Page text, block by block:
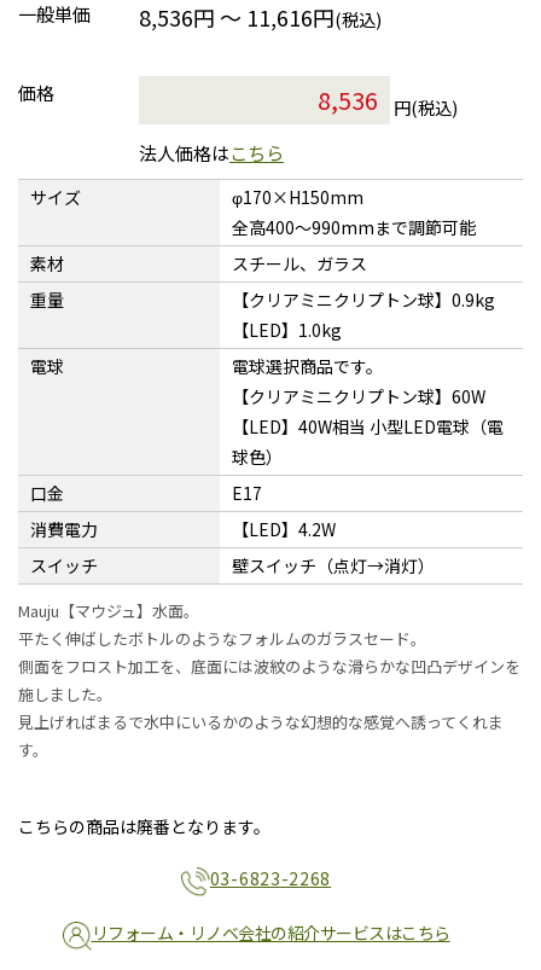
一般単価
8,536円 ～ 11,616円(税込)
価格
円(税込)
法人価格はこちら
サイズ
φ170×H150mm
全高400〜990mmまで調節可能
素材
スチール、ガラス
重量
【クリアミニクリプトン球】0.9kg
【LED】1.0kg
電球
電球選択商品です。
【クリアミニクリプトン球】60W
【LED】40W相当 小型LED電球（電
球色）
口金
E17
消費電力
【LED】4.2W
スイッチ
壁スイッチ（点灯→消灯）
Mauju【マウジュ】水面。
平たく伸ばしたボトルのようなフォルムのガラスセード。
側面をフロスト加工を、底面には波紋のような滑らかな凹凸デザインを
施しました。
見上げればまるで水中にいるかのような幻想的な感覚へ誘ってくれま
す。
こちらの商品は廃番となります。
03-6823-2268
リフォーム・リノベ会社の紹介サービスはこちら